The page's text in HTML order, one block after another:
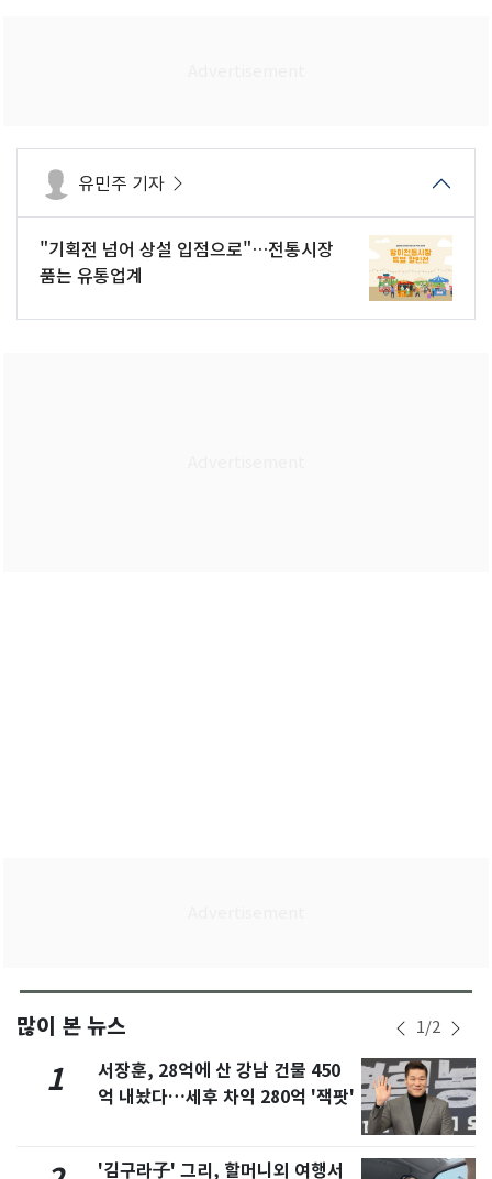
유민주 기자
"기획전 넘어 상설 입점으로"…전통시장
품는 유통업계
많이 본 뉴스 1/2
1
서장훈, 28억에 산 강남 건물 450
억 내놨다…세후 차익 280억 '잭팟'
'김구라子' 그리, 할머니외 여행서